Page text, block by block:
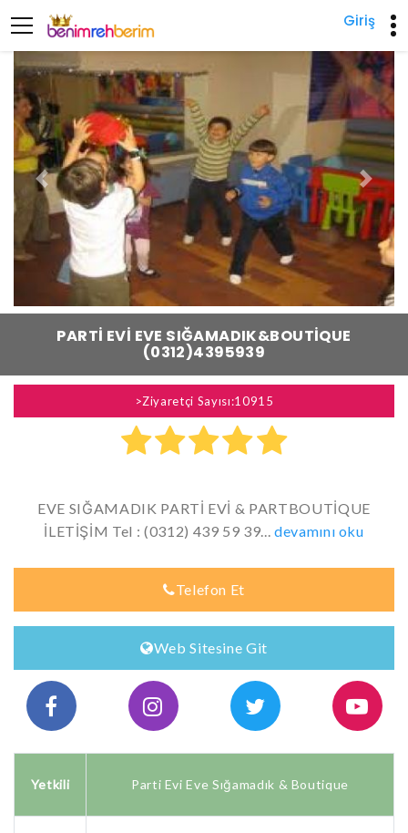
Giriş
Previous Next
PARTI EVI EVE SIĞAMADIK&BOUTIQUE
(0312)4395939
>Ziyaretçi Sayısı:10915
EVE SIĞAMADIK PARTİ EVİ & PARTBOUTİQUE
İLETİŞİM Tel : (0312) 439 59 39... devamını oku
Telefon Et
Web Sitesine Git
Yetkili Parti Evi Eve Sığamadık & Boutique